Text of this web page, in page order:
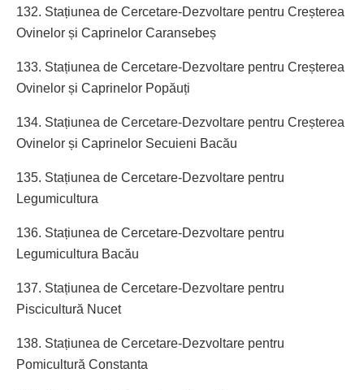
132. Stațiunea de Cercetare-Dezvoltare pentru Creșterea
Ovinelor și Caprinelor Caransebeș
133. Stațiunea de Cercetare-Dezvoltare pentru Creșterea
Ovinelor și Caprinelor Popăuți
134. Stațiunea de Cercetare-Dezvoltare pentru Creșterea
Ovinelor și Caprinelor Secuieni Bacău
135. Stațiunea de Cercetare-Dezvoltare pentru
Legumicultura
136. Stațiunea de Cercetare-Dezvoltare pentru
Legumicultura Bacău
137. Stațiunea de Cercetare-Dezvoltare pentru
Piscicultură Nucet
138. Stațiunea de Cercetare-Dezvoltare pentru
Pomicultură Constanta